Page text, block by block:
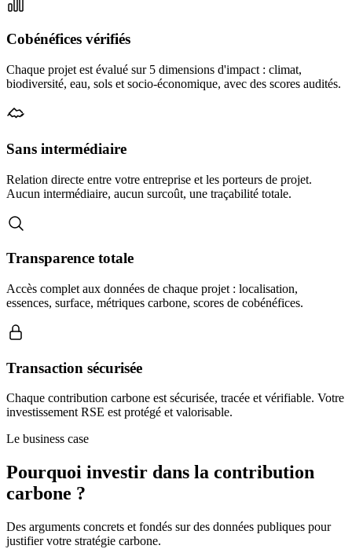
Cobénéfices vérifiés
Chaque projet est évalué sur 5 dimensions d'impact : climat,
biodiversité, eau, sols et socio-économique, avec des scores audités.
Sans intermédiaire
Relation directe entre votre entreprise et les porteurs de projet.
Aucun intermédiaire, aucun surcoût, une traçabilité totale.
Transparence totale
Accès complet aux données de chaque projet : localisation,
essences, surface, métriques carbone, scores de cobénéfices.
Transaction sécurisée
Chaque contribution carbone est sécurisée, tracée et vérifiable. Votre
investissement RSE est protégé et valorisable.
Le business case
Pourquoi investir dans la contribution
carbone ?
Des arguments concrets et fondés sur des données publiques pour
justifier votre stratégie carbone.